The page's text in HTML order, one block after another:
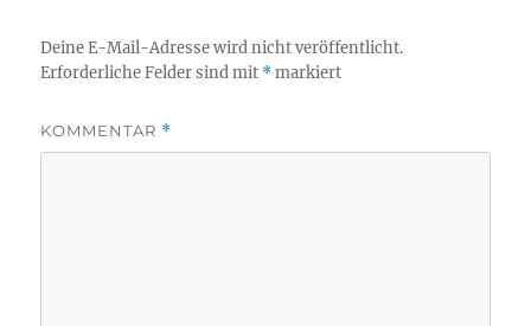
Deine E-Mail-Adresse wird nicht veröffentlicht.
Erforderliche Felder sind mit *markiert
KOMMENTAR *